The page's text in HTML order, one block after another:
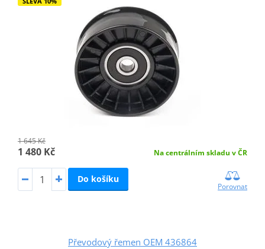
1 645 Kč
1 480 Kč Na centrálním skladu v ČR
Do košíku
Porovnat
Převodový řemen OEM 436864